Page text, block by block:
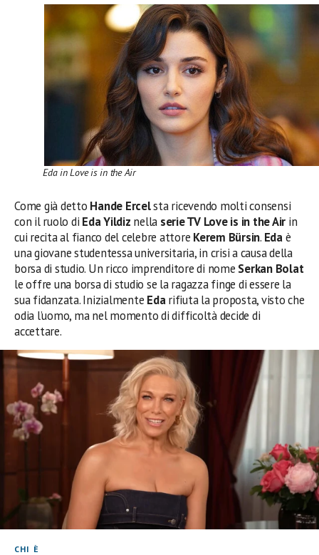
Eda in Love is in the Air
Come già detto Hande Ercelsta ricevendo molti consensi
con il ruolo di Eda Yildiz nella serie TV Love is in the Air in
cui recita al fianco del celebre attore Kerem Bürsin. Edaè
una giovane studentessa universitaria, in crisi a causa della
borsa di studio. Un ricco imprenditore di nome Serkan Bolat
le offre una borsa di studio se la ragazza finge di essere la
sua fidanzata. Inizialmente Edarifiuta la proposta, visto che
odia l’uomo, ma nel momento di difficoltà decide di
accettare.
CHI È